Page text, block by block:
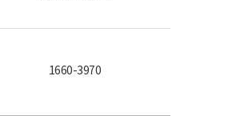
1660-3970